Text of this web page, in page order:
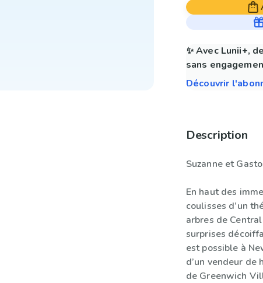
✨ Avec Lunii+,
sans
Découvrir
Description
Suzanne et
En haut des
coulisses d’un
arbres de
surprises
est possible à
d’un vendeur
de Greenwich